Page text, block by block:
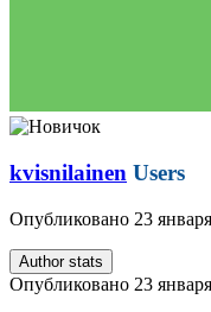
kvisnilainen Users
Опубликовано 23
Author stats
Опубликовано 23